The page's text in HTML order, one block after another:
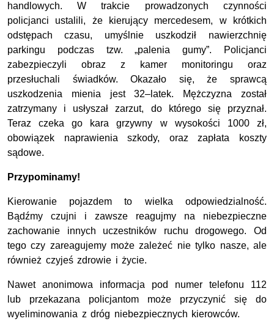
handlowych. W trakcie prowadzonych czynności
policjanci ustalili, że kierujący mercedesem, w krótkich
odstępach czasu, umyślnie uszkodził nawierzchnię
parkingu podczas tzw. „palenia gumy”. Policjanci
zabezpieczyli obraz z kamer monitoringu oraz
przesłuchali świadków. Okazało się, że sprawcą
uszkodzenia mienia jest 32–latek. Mężczyzna został
zatrzymany i usłyszał zarzut, do którego się przyznał.
Teraz czeka go kara grzywny w wysokości 1000 zł,
obowiązek naprawienia szkody, oraz zapłata koszty
sądowe.
Przypominamy!
Kierowanie pojazdem to wielka odpowiedzialność.
Bądźmy czujni i zawsze reagujmy na niebezpieczne
zachowanie innych uczestników ruchu drogowego. Od
tego czy zareagujemy może zależeć nie tylko nasze, ale
również czyjeś zdrowie i życie.
Nawet anonimowa informacja pod numer telefonu 112
lub przekazana policjantom może przyczynić się do
wyeliminowania z dróg niebezpiecznych kierowców.